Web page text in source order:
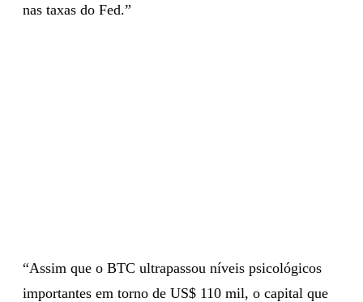
nas taxas do Fed.”
“Assim que o BTC ultrapassou níveis psicológicos
importantes em torno de US$ 110 mil, o capital que